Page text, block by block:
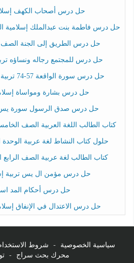
حل درس أصحاب الكهف
حل درس فاطمة بنت عبدالملك إسلامية
حل درس الطريق إلى الجنة الصف
حل درس للمجتمع رجاله ونساؤه
حل درس سورة الواقعة 57-74 تربية اسلامية الصف التاسع
حل درس بشارة ومواساة
حل درس صدق الرسول سورة يس 1-12 إسلامية
كتاب الطالب اللغة العربية الصف الخامس
حلول كتاب النشاط لغة عربية الوحدة
كتاب الطالب لغة عربية الصف الرابع الفصل
حل درس مؤمن ال يس تربية
حل درس أحكام المد
حل درس الاعتدال في الإنفاق
سياسية الخصوصية - شروط
محرك بحث سراج
-